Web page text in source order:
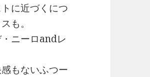
に近づくにつ
も。
ニーロandレ
もないふつー